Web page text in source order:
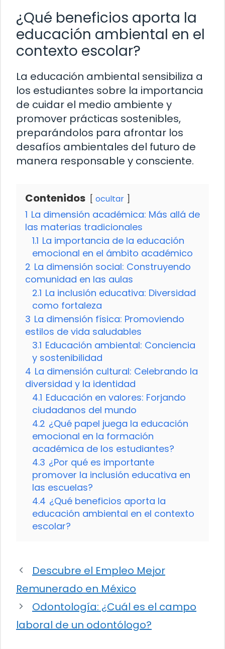
¿Qué beneficios aporta la
educación ambiental en el
contexto escolar?
La educación ambiental sensibiliza a
los estudiantes sobre la importancia
de cuidar el medio ambiente y
promover prácticas sostenibles,
preparándolos para afrontar los
desafíos ambientales del futuro de
manera responsable y consciente.
Contenidos ocultar
1 La dimensión académica: Más allá de
las materias tradicionales
1.1 La importancia de la educación
emocional en el ámbito académico
2 La dimensión social: Construyendo
comunidad en las aulas
2.1 La inclusión educativa: Diversidad
como fortaleza
3 La dimensión física: Promoviendo
estilos de vida saludables
3.1 Educación ambiental: Conciencia
y sostenibilidad
4 La dimensión cultural: Celebrando la
diversidad y la identidad
4.1 Educación en valores: Forjando
ciudadanos del mundo
4.2 ¿Qué papel juega la educación
emocional en la formación
académica de los estudiantes?
4.3 ¿Por qué es importante
promover la inclusión educativa en
las escuelas?
4.4 ¿Qué beneficios aporta la
educación ambiental en el contexto
escolar?
Descubre el Empleo Mejor
Remunerado en México
Odontología: ¿Cuál es el campo
laboral de un odontólogo?